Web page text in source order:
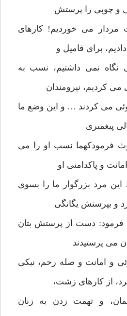
و چوبی را پرستش
می خوردیم! کارهای
برای فامیل و
نگاه نمی داشتیم، نسب به
می کردیم، نیرومندان
می کردند … و این وضع ما
پیغمبری
فرمودکهما نسب او را می
و پاکدامنی او
این مرد بزرگوار ما را بسوی
و بپرستش یگانگی
فرمود: دست از پرستش بتان
می پرستیدند
و امانت و صله رحم، نیکی
از کارهای زشت،
و تهمت زدن به زنان